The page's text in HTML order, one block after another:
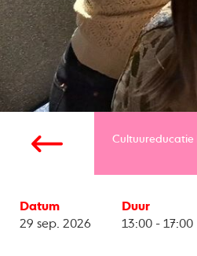
Cultuureducatie
Datum
29 sep. 2026
Duur
13:00 - 17:00